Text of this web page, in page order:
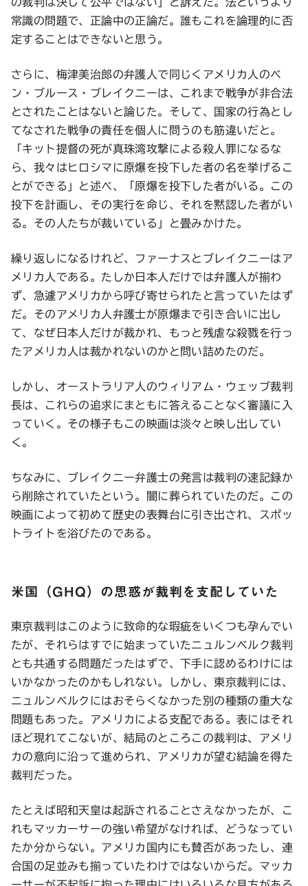
の裁判は決して公平ではない」と訴えた。法というより
常識の問題で、正論中の正論だ。誰もこれを論理的に否
定することはできないと思う。
さらに、梅津美治郎の弁護人で同じくアメリカ人のベ
ン・ブルース・ブレイクニーは、これまで戦争が非合法
とされたことはないと論じた。そして、国家の行為とし
てなされた戦争の責任を個人に問うのも筋違いだと。
「キット提督の死が真珠湾攻撃による殺人罪になるな
ら、我々はヒロシマに原爆を投下した者の名を挙げるこ
とができる」と述べ、「原爆を投下した者がいる。この
投下を計画し、その実行を命じ、それを黙認した者がい
る。その人たちが裁いている」と畳みかけた。
繰り返しになるけれど、ファーナスとブレイクニーはア
メリカ人である。たしか日本人だけでは弁護人が揃わ
ず、急遽アメリカから呼び寄せられたと言っていたはず
だ。そのアメリカ人弁護士が原爆まで引き合いに出し
て、なぜ日本人だけが裁かれ、もっと残虐な殺戮を行っ
たアメリカ人は裁かれないのかと問い詰めたのだ。
しかし、オーストラリア人のウィリアム・ウェッブ裁判
長は、これらの追求にまともに答えることなく審議に入
っていく。その様子もこの映画は淡々と映し出してい
く。
ちなみに、ブレイクニー弁護士の発言は裁判の速記録か
ら削除されていたという。闇に葬られていたのだ。この
映画によって初めて歴史の表舞台に引き出され、スポッ
トライトを浴びたのである。
米国（GHQ）の思惑が裁判を支配していた
東京裁判はこのように致命的な瑕疵をいくつも孕んでい
たが、それらはすでに始まっていたニュルンベルク裁判
とも共通する問題だったはずで、下手に認めるわけには
いかなかったのかもしれない。しかし、東京裁判には、
ニュルンベルクにはおそらくなかった別の種類の重大な
問題もあった。アメリカによる支配である。表にはそれ
ほど現れてこないが、結局のところこの裁判は、アメリ
カの意向に沿って進められ、アメリカが望む結論を得た
裁判だった。
たとえば昭和天皇は起訴されることさえなかったが、こ
れもマッカーサーの強い希望がなければ、どうなってい
たか分からない。アメリカ国内にも賛否があったし、連
合国の足並みも揃っていたわけではないからだ。マッカ